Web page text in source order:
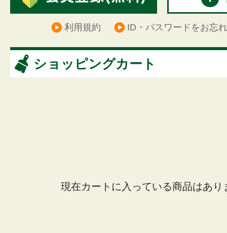
利用規約 ID・パスワードをお忘
ショッピングカート
現在カートに入っている商品はあり